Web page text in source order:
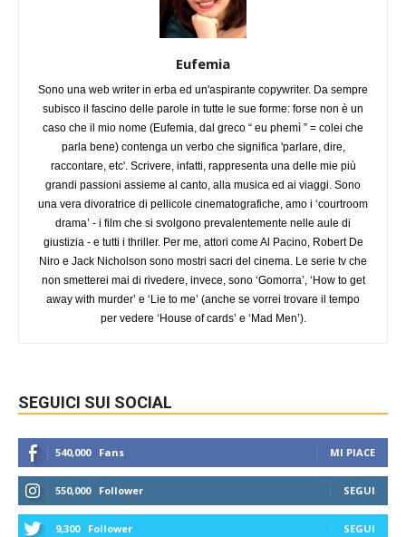
Eufemia
Sono una web writer in erba ed un'aspirante copywriter. Da sempre
subisco il fascino delle parole in tutte le sue forme: forse non è un
caso che il mio nome (Eufemia, dal greco “ eu phemì ” = colei che
parla bene) contenga un verbo che significa 'parlare, dire,
raccontare, etc'. Scrivere, infatti, rappresenta una delle mie più
grandi passioni assieme al canto, alla musica ed ai viaggi. Sono
una vera divoratrice di pellicole cinematografiche, amo i ‘courtroom
drama’ - i film che si svolgono prevalentemente nelle aule di
giustizia - e tutti i thriller. Per me, attori come Al Pacino, Robert De
Niro e Jack Nicholson sono mostri sacri del cinema. Le serie tv che
non smetterei mai di rivedere, invece, sono ‘Gomorra’, ‘How to get
away with murder’ e ‘Lie to me’ (anche se vorrei trovare il tempo
per vedere ‘House of cards’ e ‘Mad Men’).
SEGUICI SUI SOCIAL
540,000 Fans MI PIACE
550,000 Follower SEGUI
9,300 Follower SEGUI